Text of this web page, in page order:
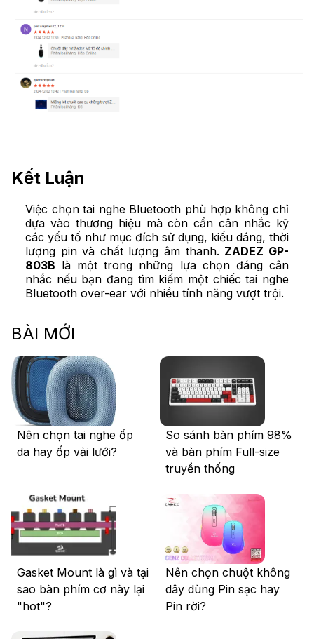
Kết Luận
Việc chọn tai nghe Bluetooth phù hợp không chỉ
dựa vào thương hiệu mà còn cần cân nhắc kỹ
các yếu tố như mục đích sử dụng, kiểu dáng, thời
lượng pin và chất lượng âm thanh. ZADEZ GP-
803B là một trong những lựa chọn đáng cân
nhắc nếu bạn đang tìm kiếm một chiếc tai nghe
Bluetooth over-ear với nhiều tính năng vượt trội.
BÀI MỚI
Nên chọn tai nghe ốp
da hay ốp vải lưới?
So sánh bàn phím 98%
và bàn phím Full-size
truyền thống
Gasket Mount là gì và tại
sao bàn phím cơ này lại
"hot"?
Nên chọn chuột không
dây dùng Pin sạc hay
Pin rời?